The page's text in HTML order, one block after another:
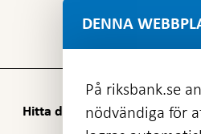
Hitta direkt
DENNA
På riksbank.se
nödvändiga för